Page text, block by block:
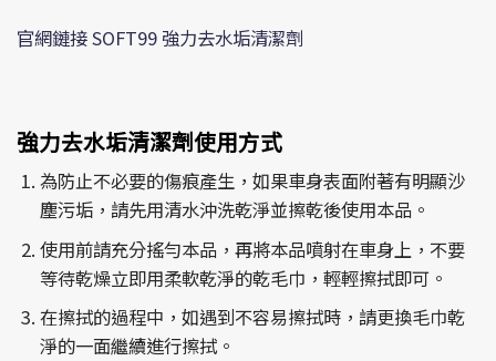
官網鏈接 SOFT99 強力去水垢清潔劑
強力去水垢清潔劑使用方式
為防止不必要的傷痕產生，如果車身表面附著有明顯沙
塵污垢，請先用清水沖洗乾淨並擦乾後使用本品。
使用前請充分搖勻本品，再將本品噴射在車身上，不要
等待乾燥立即用柔軟乾淨的乾毛巾，輕輕擦拭即可。
在擦拭的過程中，如遇到不容易擦拭時，請更換毛巾乾
淨的一面繼續進行擦拭。